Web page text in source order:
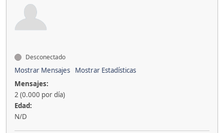
Desconectado
Mostrar Mensajes
Mostrar Estadísticas
Mensajes:
2 (0.000 por día)
Edad:
N/D